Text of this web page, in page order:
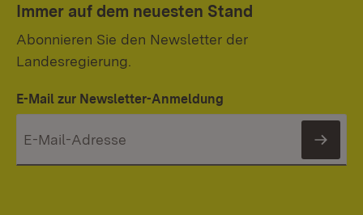
Immer auf dem neuesten Stand
Abonnieren Sie den Newsletter der
Landesregierung.
E-Mail zur Newsletter-Anmeldung